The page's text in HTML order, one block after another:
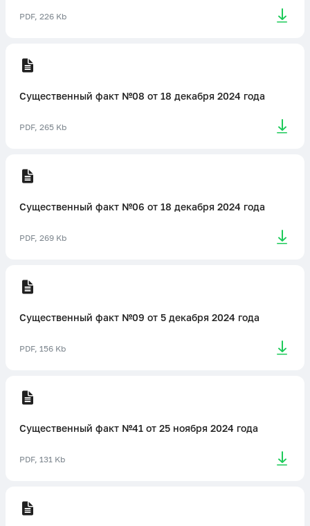
PDF, 226 Kb
Существенный факт №08 от 18 декабря 2024 года
PDF, 265 Kb
Существенный факт №06 от 18 декабря 2024 года
PDF, 269 Kb
Существенный факт №09 от 5 декабря 2024 года
PDF, 156 Kb
Существенный факт №41 от 25 ноября 2024 года
PDF, 131 Kb